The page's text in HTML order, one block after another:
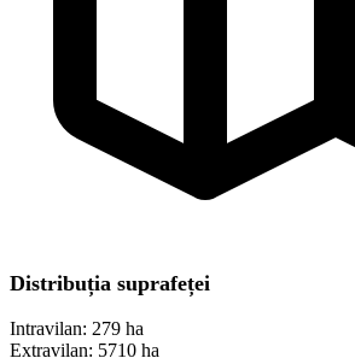
Distribuția suprafeței
Intravilan: 279 ha
Extravilan: 5710 ha